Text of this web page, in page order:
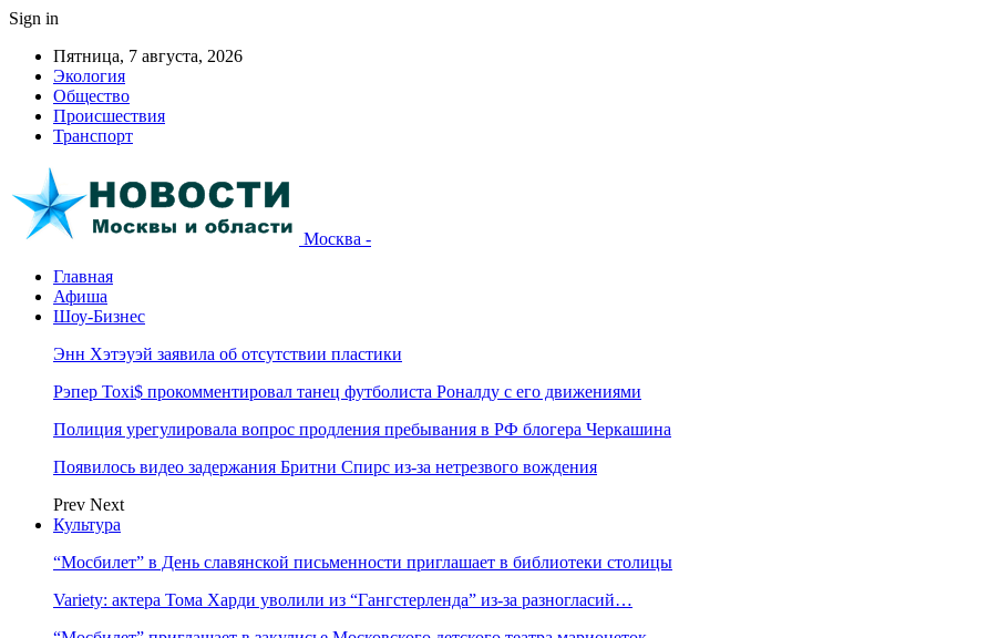
Sign in
Пятница, 7 августа, 2026
Экология
Общество
Происшествия
Транспорт
Москва -
Главная
Афиша
Шоу-Бизнес
Энн Хэтэуэй заявила об отсутствии пластики
Рэпер Toxi$ прокомментировал танец футболиста Роналду с его движениями
Полиция урегулировала вопрос продления пребывания в РФ блогера Черкашина
Появилось видео задержания Бритни Спирс из-за нетрезвого вождения
Prev Next
Культура
“Мосбилет” в День славянской письменности приглашает в библиотеки столицы
Variety: актера Тома Харди уволили из “Гангстерленда” из-за разногласий…